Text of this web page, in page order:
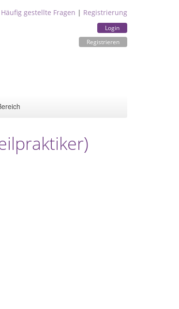
Häufig gestellte Fragen | Registrierung
Login
Registrieren